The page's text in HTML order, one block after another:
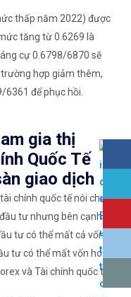
thấp năm 2022) được
tăng từ 0.6269 là
cự 0.6798/6870 sẽ
hợp giảm thêm,
để phục hồi.
gia thị
Quốc Tế
giao dịch
chính quốc tế nói chung
tư nhưng bên cạnh đó
tư có thể mất cả vốn lẫn
tư có thể mất vốn hoặc
và Tài chính quốc tế: